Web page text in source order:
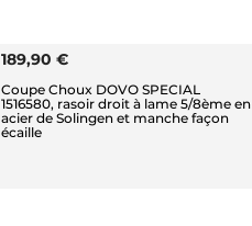
189,90 €
Coupe Choux DOVO SPECIAL
1516580, rasoir droit à lame 5/8ème en
acier de Solingen et manche façon
écaille